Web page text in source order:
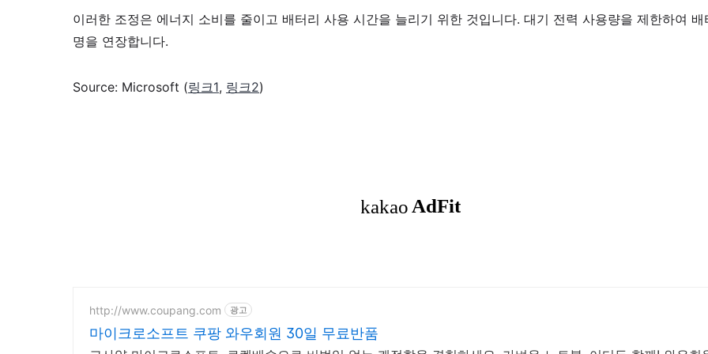
이러한 조정은 에너지 소비를 줄이고 배터리 사용 시간을 늘리기 위한 것입니다. 대기 전력 사용량을 제한하여 배
명을 연장합니다.
Source: Microsoft (링크1, 링크2)
http://www.coupang.com 광고
마이크로소프트 쿠팡 와우회원 30일 무료반품